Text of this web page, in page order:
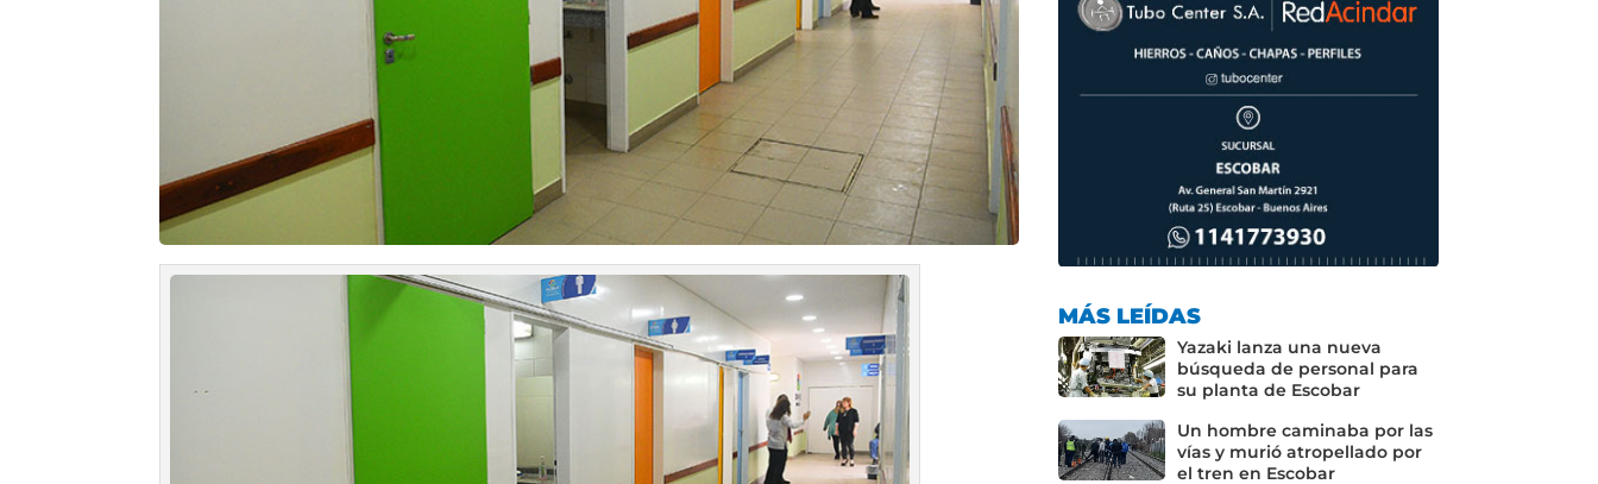
MÁS LEÍDAS
Yazaki lanza una nueva
búsqueda de personal para
su planta de Escobar
Un hombre caminaba por las
vías y murió atropellado por
el tren en Escobar